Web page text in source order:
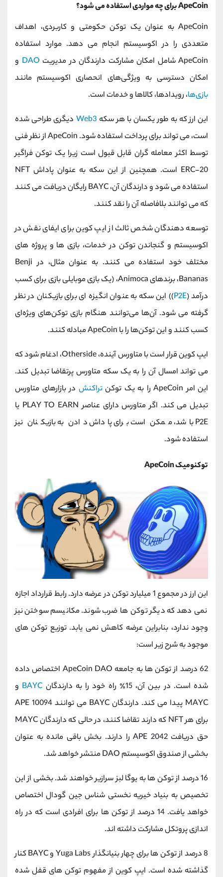
ApeCoin برای چه مواردی استفاده می شود؟
ApeCoin به عنوان یک توکن حکومتی و کاربردی، اهداف
متعددی را در اکوسیستم انجام می دهد. موارد استفاده
ApeCoin شامل امکان مشارکت دارندگان در مدیریت
DAO و
امکان دسترسی به ویژگی‌های انحصاری اکوسیستم مانند
بازی‌ها، رویدادها، کالاها و خدمات است.
این ارز که به طور یکسان با هر سکه Web3 دیگری طراحی شده
است، می تواند برای پرداخت استفاده شود. ApeCoin از نظر فنی
توسط اکثر معامله گران قابل قبول است زیرا یک توکن فراگیر
ERC-20 است. همچنین از این سکه به عنوان پاداش NFT
استفاده می شود و دارندگان آن، BAYC رایگان دریافت می کنند
که می توانند بلافاصله آن را نقد کنند.
توسعه دهندگان شخص ثالث از ایپ کوین برای ایفای نقش در
اکوسیستم و گنجاندن توکن در خدمات، بازی ها و پروژه های
مختلف خود استفاده می کنند. به عنوان مثال، در Benji
Bananas، برندهای Animoca، (یک بازی موبایلی بازی برای کسب
درآمد (P2E)) این سکه به عنوان انگیزه ای برای بازیکنان در نظر
گرفته می شود. آن‌ها می‌توانند هنگام بازی توکن‌های ویژه‌ای
کسب کنند و این توکن‌ها را با ApeCoin مبادله کنند.
ایپ کوین قرار است با متاورس آینده، Otherside، ادغام شود که
می تواند امسال آن را به یک سکه متاورس پرتقاضا تبدیل کند.
این امر ApeCoin را به یک توکن
تراکنش در بازارهای متاورس
تبدیل می کند. اگر متاورس دارای عناصر PLAY TO EARN یا
P2E باشد، ممکن است برای پاداش دادن به بازیکنان نیز
استفاده شود.
توکنومیک ApeCoin
این ارز در مجموع 1 میلیارد توکن در عرضه دارد. رابط قرارداد اجازه
نمی دهد که دیگر توکن ها ضرب شوند. مکانیسم سوختن نیز
وجود ندارد، بنابراین عرضه کاهش نمی یابد. توزیع توکن های
موجود به شرح زیر است:
62 درصد از توکن ها به جامعه ApeCoin DAO اختصاص داده
شده است. در بین آن، 15٪ راه خود را به دارندگان
BAYC و
MAYC پیدا می کند. دارندگان BAYC می توانند 10094 APE
برای هر NFT که دارند تقاضا کنند، در حالی که دارندگان MAYC
حق دریافت 2042 APE را دارند. بخش باقی مانده به عنوان
بخشی از صندوق اکوسیستم DAO منتشر خواهد شد.
16 درصد از توکن ها به یوگا لبز سرازیر خواهند شد. بخشی از این
تخصیص به بنیاد خیریه نخستی شناس جین گودال اختصاص
خواهد یافت. 14 درصد از توکن ها برای افرادی است که در راه
اندازی پروتکل مشارکت داشته اند.
8 درصد از توکن ها برای چهار بنیانگذار Yuga Labs و BAYC کنار
گذاشته شده است. ایپ کوین از مفهوم توکن های قفل شده